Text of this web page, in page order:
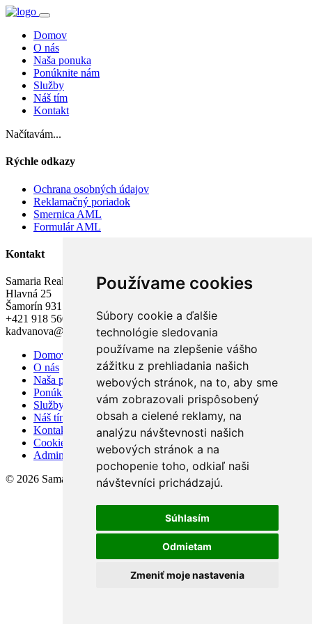
Používame cookies
Súbory cookie a ďalšie
technológie sledovania
používame na zlepšenie vášho
zážitku z prehliadania našich
webových stránok, na to, aby sme
vám zobrazovali prispôsobený
obsah a cielené reklamy, na
analýzu návštevnosti našich
webových stránok a na
pochopenie toho, odkiaľ naši
návštevníci prichádzajú.
Súhlasím
Odmietam
Zmeniť moje nastavenia
Domov
O nás
Naša ponuka
Ponúknite nám
Služby
Náš tím
Kontakt
Načítavám...
Rýchle odkazy
Ochrana osobných údajov
Reklamačný poriadok
Smernica AML
Formulár AML
Kontakt
Samaria Real s.r.o.
Hlavná 25
Šamorín 931 01
+421 918 560 705
kadvanova@samariareal.sk
Domov
O nás
Naša ponuka
Ponúknite nám
Služby
Náš tím
Kontakt
Cookies
Admin
© 2026 Samaria Real s.r.o.